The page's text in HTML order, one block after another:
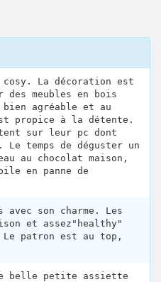
La décoration est
meubles en bois
agréable et au
propice à la détente.
sur leur pc dont
temps de déguster un
au chocolat maison,
en panne de
son charme. Les
et assez"healthy"
patron est au top,
belle petite assiette